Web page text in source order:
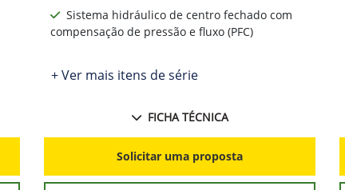
Sistema hidráulico de centro fechado com
compensação de pressão e fluxo (PFC)
+ Ver mais itens de série
FICHA TÉCNICA
Solicitar uma proposta